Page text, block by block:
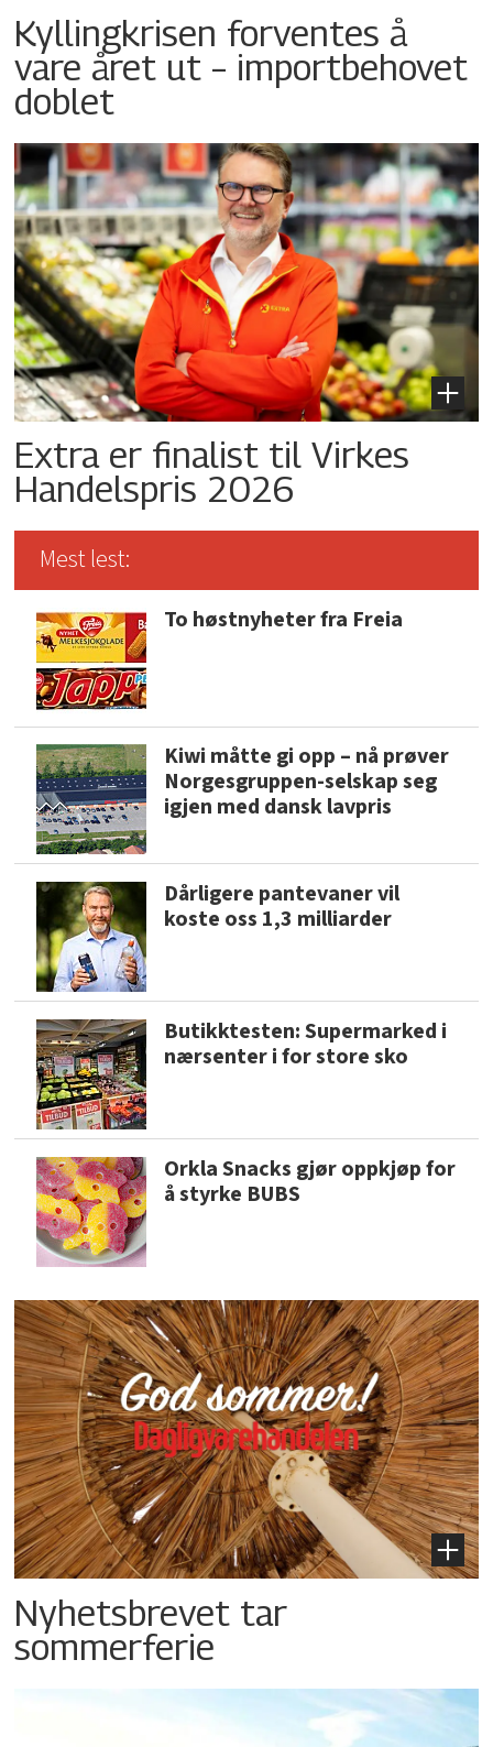
Kyllingkrisen forventes å
vare året ut – importbehovet
doblet
Extra er finalist til Virkes
Handelspris 2026
Mest lest:
To høstnyheter fra Freia
Kiwi måtte gi opp – nå prøver
Norgesgruppen-selskap seg
igjen med dansk lavpris
Dårligere pantevaner vil
koste oss 1,3 milliarder
Butikktesten: Supermarked i
nærsenter i for store sko
Orkla Snacks gjør oppkjøp for
å styrke BUBS
Nyhetsbrevet tar
sommerferie